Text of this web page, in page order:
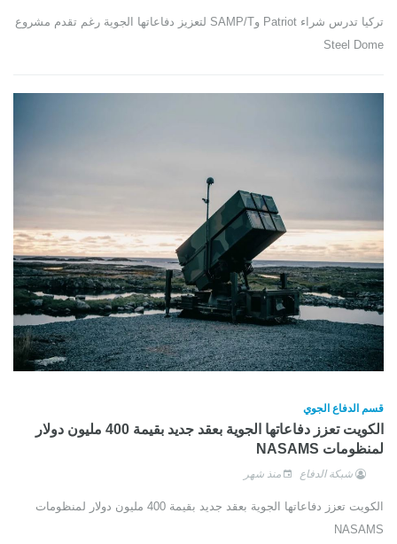
تركيا تدرس شراء Patriot وSAMP/T لتعزيز دفاعاتها الجوية رغم تقدم مشروع
Steel Dome
قسم الدفاع الجوي
الكويت تعزز دفاعاتها الجوية بعقد جديد بقيمة 400 مليون دولار
لمنظومات NASAMS
شبكة الدفاع منذ شهر
الكويت تعزز دفاعاتها الجوية بعقد جديد بقيمة 400 مليون دولار لمنظومات
NASAMS